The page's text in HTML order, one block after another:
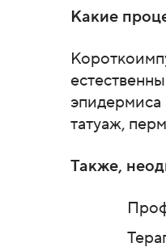
Какие
эпидермиса
татуаж,
Также,